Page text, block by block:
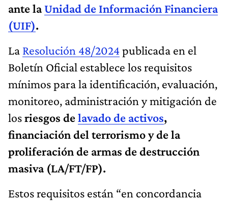
ante laUnidad de Información Financiera
(UIF).
La Resolución 48/2024publicada en el
Boletín Oficial establece los requisitos
mínimos para la identificación, evaluación,
monitoreo, administración y mitigación de
losriesgos delavado de activos,
financiación del terrorismo y de la
proliferación de armas de destrucción
masiva (LA/FT/FP).
Estos requisitos están “en concordancia